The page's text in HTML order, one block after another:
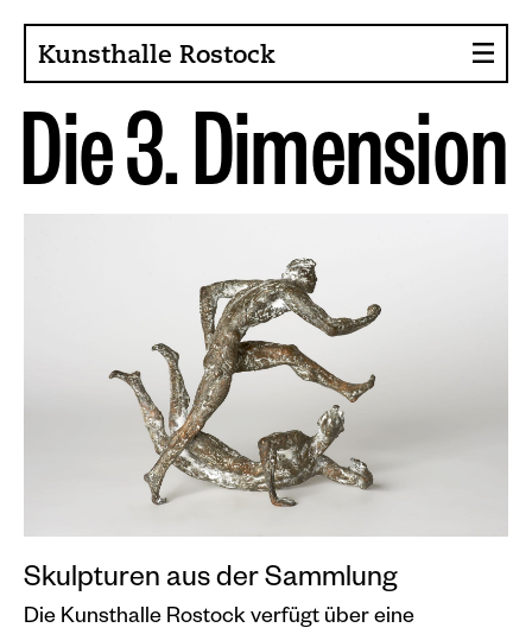
Kunsthalle Rostock
About the Art Hall
Sponsors, Projects
Café, Bistro
Current issues
Events calendar
Information
Die3.Dimension
Skulpturen aus der Sammlung
Die Kunsthalle Rostock verfügt über eine